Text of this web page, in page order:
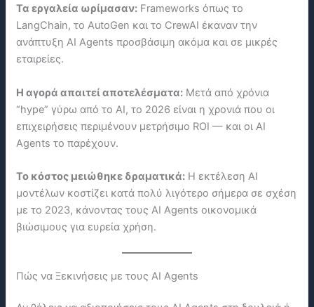
Τα εργαλεία ωρίμασαν: Frameworks όπως το
LangChain, το AutoGen και το CrewAI έκαναν την
ανάπτυξη AI Agents προσβάσιμη ακόμα και σε μικρές
εταιρείες.
Η αγορά απαιτεί αποτελέσματα: Μετά από χρόνια
“hype” γύρω από το AI, το 2026 είναι η χρονιά που οι
επιχειρήσεις περιμένουν μετρήσιμο ROI — και οι AI
Agents το παρέχουν.
Το κόστος μειώθηκε δραματικά: Η εκτέλεση AI
μοντέλων κοστίζει κατά πολύ λιγότερο σήμερα σε σχέση
με το 2023, κάνοντας τους AI Agents οικονομικά
βιώσιμους για ευρεία χρήση.
Πώς να Ξεκινήσεις με τους AI Agents